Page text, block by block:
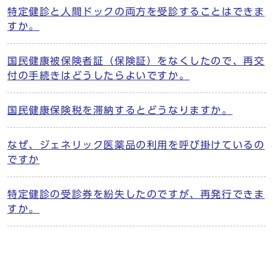
特定健診と人間ドックの両方を受診することはできま
すか。
国民健康被保険者証（保険証）をなくしたので、再交
付の手続きはどうしたらよいですか。
国民健康保険税を滞納するとどうなりますか。
なぜ、ジェネリック医薬品の利用を呼び掛けているの
ですか
特定健診の受診券を紛失したのですが、再発行できま
すか。